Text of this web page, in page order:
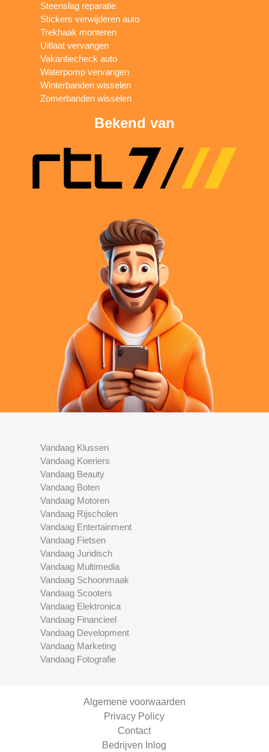
Steenslag reparatie
Stickers verwijderen auto
Trekhaak monteren
Uitlaat vervangen
Vakantiecheck auto
Waterpomp vervangen
Winterbanden wisselen
Zomerbanden wisselen
Bekend van
Vandaag Klussen
Vandaag Koeriers
Vandaag Beauty
Vandaag Boten
Vandaag Motoren
Vandaag Rijscholen
Vandaag Entertainment
Vandaag Fietsen
Vandaag Juridisch
Vandaag Multimedia
Vandaag Schoonmaak
Vandaag Scooters
Vandaag Elektronica
Vandaag Financieel
Vandaag Development
Vandaag Marketing
Vandaag Fotografie
Algemene voorwaarden
Privacy Policy
Contact
Bedrijven Inlog